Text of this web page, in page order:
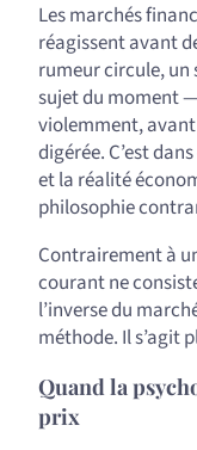
Les marchés
réagissent avant
rumeur circule,
sujet du moment
violemment,
digérée. C’est
et la réalité
philosophie
Contrairement à
courant ne
l’inverse du
méthode. Il s’agit
Quand la
prix